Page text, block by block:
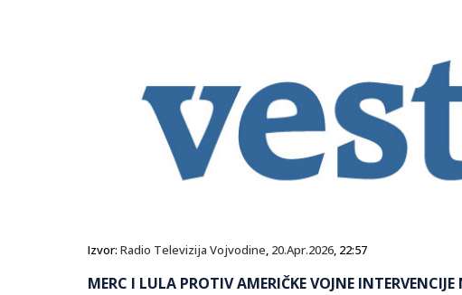
Izvor: Radio Televizija Vojvodine, 20.Apr.2026, 22:57
MERC I LULA PROTIV AMERIČKE VOJNE